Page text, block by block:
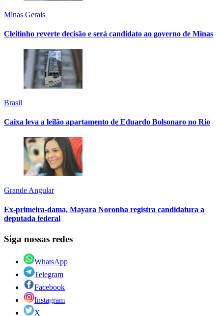
Minas Gerais
Cleitinho reverte decisão e será candidato ao governo de Minas
Brasil
Caixa leva a leilão apartamento de Eduardo Bolsonaro no Rio
Grande Angular
Ex-primeira-dama, Mayara Noronha registra candidatura a
deputada federal
Siga nossas redes
WhatsApp
Telegram
Facebook
Instagram
X